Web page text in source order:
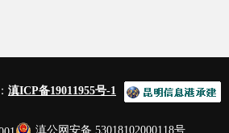
滇ICP备19011955号-1
滇公网安备 53018102000118号